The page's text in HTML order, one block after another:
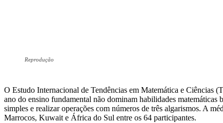
Reprodução
O Estudo Internacional de Tendências em Matemática e Ciências
ano do ensino fundamental não dominam habilidades
simples e realizar operações com números de três algarismos. A
Marrocos, Kuwait e África do Sul entre os 64 participantes.